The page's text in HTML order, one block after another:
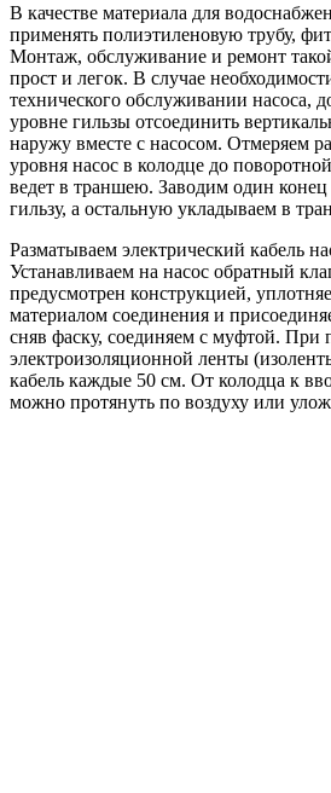
В качестве материала для
применять полиэтиленовую трубу,
Монтаж, обслуживание и ремонт
прост и легок. В случае
технического обслуживании насоса,
уровне гильзы отсоединить
наружу вместе с насосом. Отмеряем
уровня насос в колодце до
ведет в траншею. Заводим один
гильзу, а остальную укладываем в
Разматываем электрический кабель
Устанавливаем на насос обратный
предусмотрен конструкцией,
материалом соединения и
сняв фаску, соединяем с муфтой. При
электроизоляционной ленты
кабель каждые 50 см. От колодца к
можно протянуть по воздуху или